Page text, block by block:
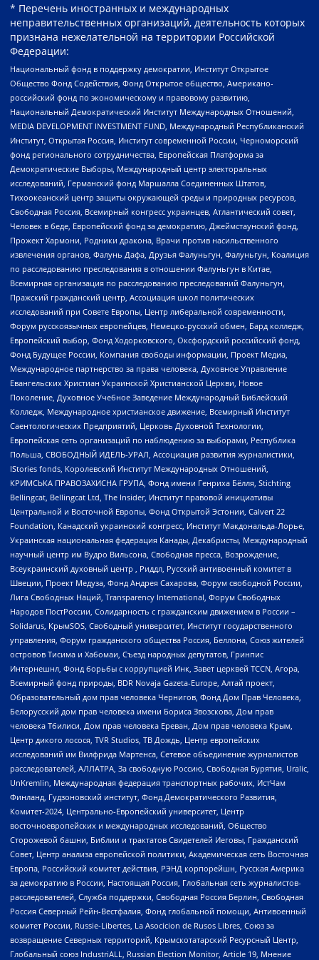
* Перечень иностранных и международных
неправительственных организаций, деятельность которых
признана нежелательной на территории Российской
Федерации:
Национальный фонд в поддержку демократии, Институт Открытое
Общество Фонд Содействия, Фонд Открытое общество, Американо-
российский фонд по экономическому и правовому развитию,
Национальный Демократический Институт Международных Отношений,
MEDIA DEVELOPMENT INVESTMENT FUND, Международный Республиканский
Институт, Открытая Россия, Институт современной России, Черноморский
фонд регионального сотрудничества, Европейская Платформа за
Демократические Выборы, Международный центр электоральных
исследований, Германский фонд Маршалла Соединенных Штатов,
Тихоокеанский центр защиты окружающей среды и природных ресурсов,
Свободная Россия, Всемирный конгресс украинцев, Атлантический совет,
Человек в беде, Европейский фонд за демократию, Джеймстаунский фонд,
Прожект Хармони, Родники дракона, Врачи против насильственного
извлечения органов, Фалунь Дафа, Друзья Фалуньгун, Фалуньгун, Коалиция
по расследованию преследования в отношении Фалуньгун в Китае,
Всемирная организация по расследованию преследований Фалуньгун,
Пражский гражданский центр, Ассоциация школ политических
исследований при Совете Европы, Центр либеральной современности,
Форум русскоязычных европейцев, Немецко-русский обмен, Бард колледж,
Европейский выбор, Фонд Ходорковского, Оксфордский российский фонд,
Фонд Будущее России, Компания свободы информации, Проект Медиа,
Международное партнерство за права человека, Духовное Управление
Евангельских Христиан Украинской Христианской Церкви, Новое
Поколение, Духовное Учебное Заведение Международный Библейский
Колледж, Международное христианское движение, Всемирный Институт
Саентологических Предприятий, Церковь Духовной Технологии,
Европейская сеть организаций по наблюдению за выборами, Республика
Польша, СВОБОДНЫЙ ИДЕЛЬ-УРАЛ, Ассоциация развития журналистики,
IStories fonds, Королевский Институт Международных Отношений,
КРИМСЬКА ПРАВОЗАХИСНА ГРУПА, Фонд имени Генриха Бёлля, Stichting
Bellingcat, Bellingcat Ltd, The Insider, Институт правовой инициативы
Центральной и Восточной Европы, Фонд Открытой Эстонии, Calvert 22
Foundation, Канадский украинский конгресс, Институт Макдональда-Лорье,
Украинская национальная федерация Канады, Декабристы, Международный
научный центр им Вудро Вильсона, Свободная пресса, Возрождение,
Всеукраинский духовный центр , Риддл, Русский антивоенный комитет в
Швеции, Проект Медуза, Фонд Андрея Сахарова, Форум свободной России,
Лига Свободных Наций, Transparеncy International, Форум Свободных
Народов ПостРоссии, Солидарность с гражданским движением в России –
Solidarus, КрымSOS, Свободный университет, Институт государственного
управления, Форум гражданского общества Россия, Беллона, Союз жителей
островов Тисима и Хабомаи, Съезд народных депутатов, Гринпис
Интернешнл, Фонд борьбы с коррупцией Инк, Завет церквей TCCN, Агора,
Всемирный фонд природы, BDR Novaja Gazeta-Europe, Алтай проект,
Образовательный дом прав человека Чернигов, Фонд Дом Прав Человека,
Белорусский дом прав человека имени Бориса Звозскова, Дом прав
человека Тбилиси, Дом прав человека Ереван, Дом прав человека Крым,
Центр дикого лосося, TVR Studios, ТВ Дождь, Центр европейских
исследований им Вилфрида Мартенса, Сетевое объединение журналистов
расследователей, АЛЛАТРА, За свободную Россию, Свободная Бурятия, Uralic,
UnKremlin, Международная федерация транспортных рабочих, ИстЧам
Финланд, Гудзоновский институт, Фонд Демократического Развития,
Комитет-2024, Центрально-Европейский университет, Центр
восточноевропейских и международных исследований, Общество
Сторожевой башни, Библии и трактатов Свидетелей Иеговы, Гражданский
Совет, Центр анализа европейской политики, Академическая сеть Восточная
Европа, Российский комитет действия, РЭНД корпорейшн, Русская Америка
за демократию в России, Настоящая Россия, Глобальная сеть журналистов-
расследователей, Служба поддержки, Свободная Россия Берлин, Свободная
Россия Северный Рейн-Вестфалия, Фонд глобальной помощи, Антивоенный
комитет России, Russie-Libertes, La Asocicion de Rusos Libres, Союз за
возвращение Северных территорий, Крымскотатарский Ресурсный Центр,
Глобальный союз IndustriALL, Russian Election Monitor, Article 19, Мнение